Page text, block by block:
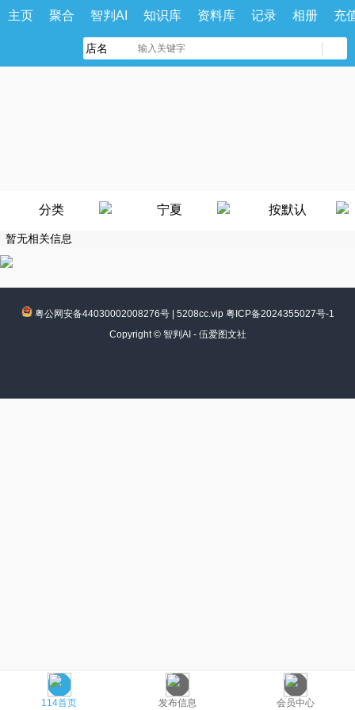
主页 聚合 智判AI 知识库 资料库 记录 相册 充
分类 宁夏 按默认
暂无相关信息
114首页 发布信息 会员中心
粤公网安备44030002008276号| 5208cc.vip 粤ICP备2024355027号-1
Copyright © 智判AI - 伍爱图文社